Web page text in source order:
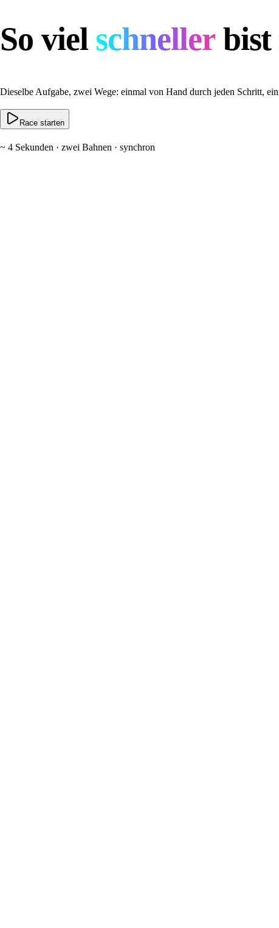
So viel schnellerbist
Dieselbe Aufgabe, zwei Wege: einmal von Hand durch jeden Schritt,
Race starten
~ 4 Sekunden · zwei Bahnen · synchron